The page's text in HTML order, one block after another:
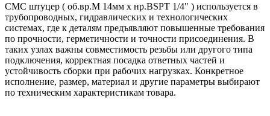
CMC штуцер ( об.вр.М 14мм x нр.BSPT 1/4" ) используется в
трубопроводных, гидравлических и технологических
системах, где к деталям предъявляют повышенные требования
по прочности, герметичности и точности присоединения. В
таких узлах важны совместимость резьбы или другого типа
подключения, корректная посадка ответных частей и
устойчивость сборки при рабочих нагрузках. Конкретное
исполнение, размер, материал и другие параметры выбирают
по техническим характеристикам товара.